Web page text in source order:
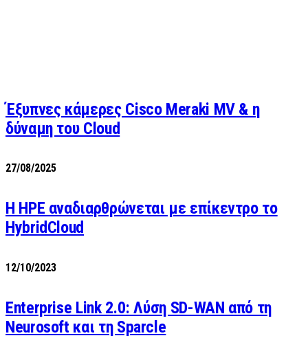
Έξυπνες κάμερες Cisco Meraki MV & η
δύναμη του Cloud
27/08/2025
H HPE αναδιαρθρώνεται με επίκεντρο το
HybridCloud
12/10/2023
Enterprise Link 2.0: Λύση SD-WAN από τη
Neurosoft και τη Sparcle